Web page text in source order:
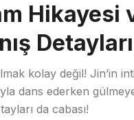
Hikayesi
Detayları
kolay değil! Jin’in
dans ederken
da cabası!